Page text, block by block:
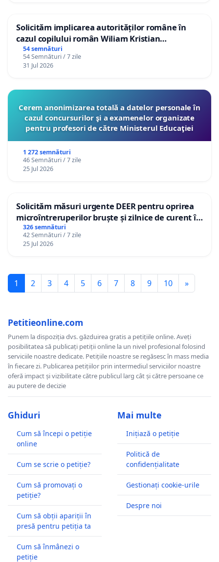
Solicităm implicarea autorităților române în
cazul copilului român Wiliam Kristian
Gheorghe, aflat în plasament în Danemarca de
12 ani
54 semnături
54 Semnături / 7 zile
31 Jul 2026
Cerem anonimizarea totală a datelor personale în
cazul concursurilor şi a examenelor organizate
pentru profesori de către Ministerul Educaţiei
1 272 semnături
46 Semnături / 7 zile
25 Jul 2026
Solicităm măsuri urgente DEER pentru oprirea
microîntreruperilor bruște și zilnice de curent în
Sâncraiu de Mureș și Nazna
326 semnături
42 Semnături / 7 zile
25 Jul 2026
1 2 3 4 5 6 7 8 9 10 »
Petitieonline.com
Punem la dispoziția dvs. găzduirea gratis a petițiile online. Aveți
posibilitatea să publicați petiții online la un nivel profesional folosind
serviciile noastre dedicate. Petițiile noastre se regăsesc în mass media
în fiecare zi. Publicarea petițiilor prin intermediul serviciilor noastre
oferă impact și vizibilitate către publicul larg cât și către persoane ce
au putere de decizie
Ghiduri
Cum să începi o petiție
online
Cum se scrie o petiție?
Cum să promovați o
petiție?
Cum să obții apariții în
presă pentru petiția ta
Cum să înmânezi o
petiție
Mai multe
Inițiază o petiție
Politică de
confidențialitate
Gestionați cookie-urile
Despre noi